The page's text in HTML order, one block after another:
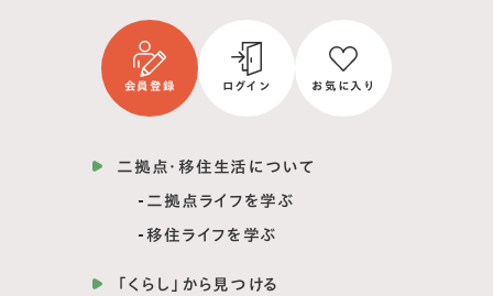
会員登録 ログイン お気に入り
二拠点・移住生活について
二拠点ライフを学ぶ
移住ライフを学ぶ
「くらし」から見つける